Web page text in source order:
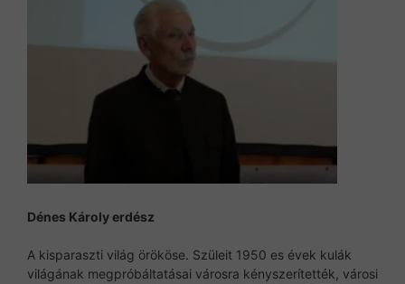
Dénes Károlyerdész
A kisparaszti világ örököse. Szüleit 1950 es évek kulák
világának megpróbáltatásai városra kényszerítették, városi